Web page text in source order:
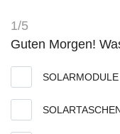
1/5
Guten Morgen!
SOLARMODULE